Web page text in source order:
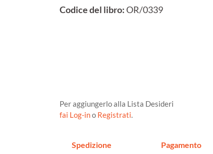
Codice del libro:OR/0339
Per aggiungerlo alla Lista Desideri
fai Log-ino Registrati.
Spedizione Pagamento